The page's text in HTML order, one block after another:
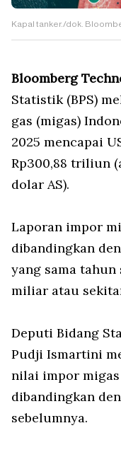
Kapal tanker./dok.
Bloomberg
Statistik (BPS)
gas (migas)
2025 mencapai
Rp300,88 triliun
dolar AS).
Laporan impor
dibandingkan
yang sama tahun
miliar atau
Deputi Bidang
Pudji Ismartini
nilai impor
dibandingkan
sebelumnya.